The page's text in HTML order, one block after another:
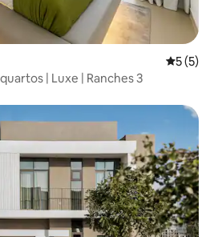
5 de
5 (5)
| Luxe | Ranches 3